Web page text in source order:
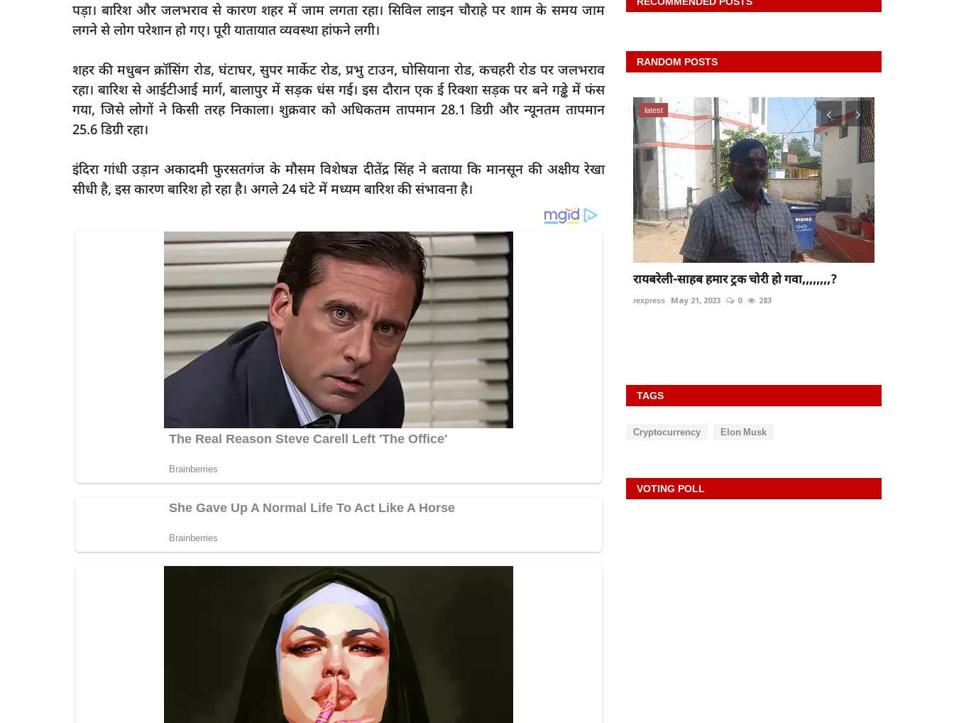
पड़ा। बारिश और जलभराव से कारण शहर में जाम लगता रहा। सिविल लाइन चौराहे पर शाम के समय जाम
लगने से लोग परेशान हो गए। पूरी यातायात व्यवस्था हांफने लगी।
शहर की मधुबन क्रॉसिंग रोड, घंटाघर, सुपर मार्केट रोड, प्रभु टाउन, घोसियाना रोड, कचहरी रोड पर जलभराव
रहा। बारिश से आईटीआई मार्ग, बालापुर में सड़क धंस गई। इस दौरान एक ई रिक्शा सड़क पर बने गड्ढे में फंस
गया, जिसे लोगों ने किसी तरह निकाला। शुक्रवार को अधिकतम तापमान 28.1 डिग्री और न्यूनतम तापमान
25.6 डिग्री रहा।
इंदिरा गांधी उड़ान अकादमी फुरसतगंज के मौसम विशेषज्ञ दीतेंद्र सिंह ने बताया कि मानसून की अक्षीय रेखा
सीधी है, इस कारण बारिश हो रहा है। अगले 24 घंटे में मध्यम बारिश की संभावना है।
RANDOM POSTS
latest
भाजपा नेता नरेश अग्रवाल ने अल्पसंख्यकों से कहा-
BJP को...
Apr 23, 2023 0 55
latest
Raibareli-बिरला ने किया जिला क्षयरोग केंद्र पर आम
जनमानस...
rexpress 227
latest
रायबरेली-साहब हमार ट्रक चोरी हो गवा,,,,,,,,?
rexpress May 21, 2023 0 283
TAGS
Cryptocurrency Elon Musk
VOTING POLL